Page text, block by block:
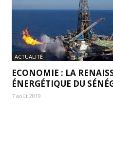
ACTUALITÉ
ECONOMIE : LA
ÉNERGÉTIQUE DU
7 août 2019